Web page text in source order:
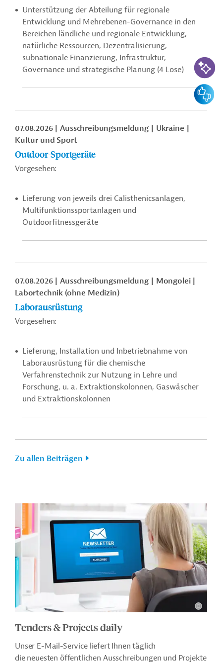
Unterstützung der Abteilung für regionale
Entwicklung und Mehrebenen-Governance in den
Bereichen ländliche und regionale Entwicklung,
natürliche Ressourcen, Dezentralisierung,
subnationale Finanzierung, Infrastruktur,
Governance und strategische Planung (4 Lose)
07.08.2026 Ausschreibungsmeldung
Ukraine
Kultur und Sport
Outdoor-Sportgeräte
Vorgesehen:
Lieferung von jeweils drei Calisthenicsanlagen,
Multifunktionssportanlagen und
Outdoorfitnessgeräte
07.08.2026 Ausschreibungsmeldung
Mongolei
Labortechnik (ohne Medizin)
Laborausrüstung
Vorgesehen:
Lieferung, Installation und Inbetriebnahme von
Laborausrüstung für die chemische
Verfahrenstechnik zur Nutzung in Lehre und
Forschung, u. a. Extraktionskolonnen, Gaswäscher
und Extraktionskolonnen
Zu allen Beiträgen
Tenders & Projects daily
Unser E-Mail-Service liefert Ihnen täglich
die neuesten öffentlichen Ausschreibungen und Projekte
KI-